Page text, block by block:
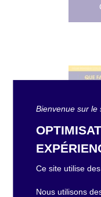
Bienvenue sur le
Ce site utilise des
Nous utilisons